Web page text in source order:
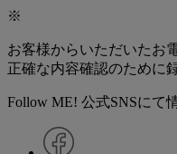
※
お客様からいただいたお
正確な内容確認のために
Follow ME! 公式SNSにて